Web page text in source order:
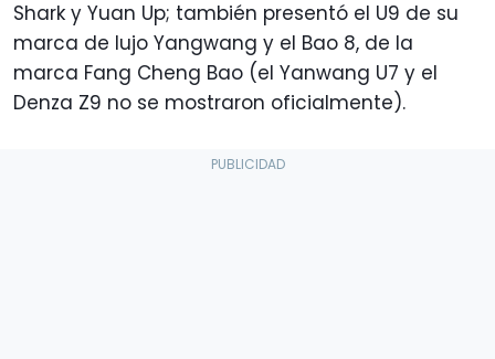
Shark y Yuan Up; también presentó el U9 de su
marca de lujo Yangwang y el Bao 8, de la
marca Fang Cheng Bao (el Yanwang U7 y el
Denza Z9 no se mostraron oficialmente).